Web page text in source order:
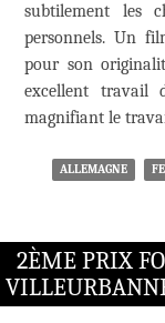
subtilement les
personnels. Un
pour son
excellent travail
magnifiant le
ALLEMAGNE
2ÈME PRIX